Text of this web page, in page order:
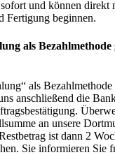
und können direkt
Fertigung beginnen.
als Bezahlmethode
als
anschließend die
an unsere
ist dann 2
Sie informieren Sie